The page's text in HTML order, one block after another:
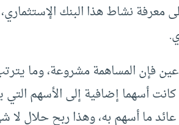
معرفة نشاط هذا البنك
فإن المساهمة مشروعة، وما
أسهما إضافية إلى الأسهم التي
ما أسهم به، وهذا ربح حلال